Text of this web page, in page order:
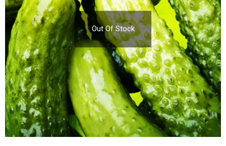
Out Of Stock